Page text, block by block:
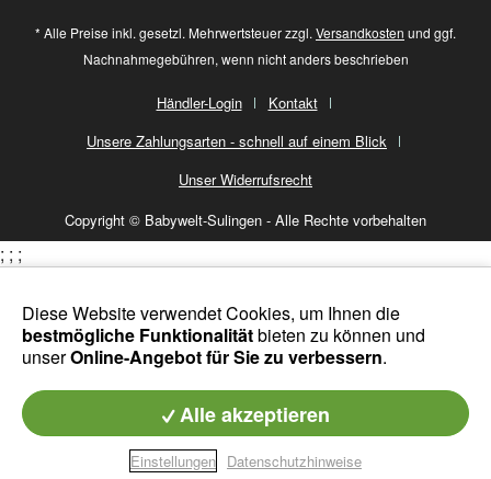
* Alle Preise inkl. gesetzl. Mehrwertsteuer zzgl. Versandkosten und ggf.
Nachnahmegebühren, wenn nicht anders beschrieben
Händler-Login
Kontakt
Unsere Zahlungsarten - schnell auf einem Blick
Unser Widerrufsrecht
Copyright © Babywelt-Sulingen - Alle Rechte vorbehalten
Diese Website verwendet Cookies, um Ihnen die
bestmögliche Funktionalitätbieten zu können und
unserOnline-Angebot für Sie zu verbessern.
Alle akzeptieren
Einstellungen Datenschutzhinweise
; ; ;